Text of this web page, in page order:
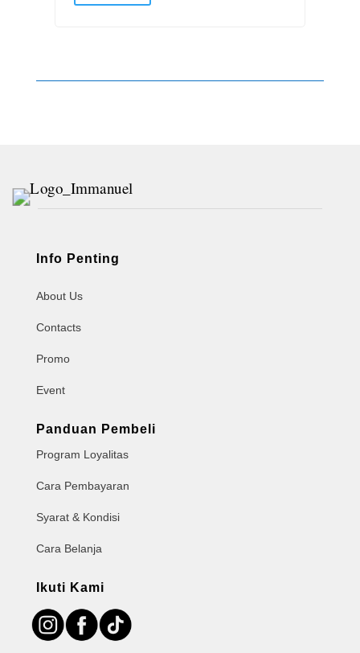
Info Penting
About Us
Contacts
Promo
Event
Panduan Pembeli
Program Loyalitas
Cara Pembayaran
Syarat & Kondisi
Cara Belanja
Ikuti Kami